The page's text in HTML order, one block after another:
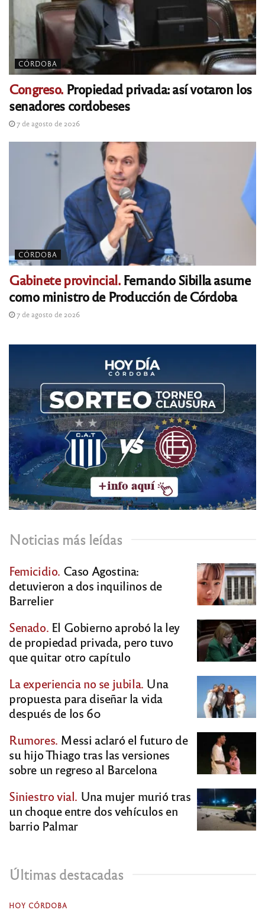
CÓRDOBA
Congreso. Propiedad privada: así votaron los
senadores cordobeses
7 de agosto de 2026
CÓRDOBA
Gabinete provincial.Fernando Sibilla asume
como ministro de Producción de Córdoba
7 de agosto de 2026
Noticias más leídas
Femicidio. Caso Agostina:
detuvieron a dos inquilinos de
Barrelier
Senado. El Gobierno aprobó la ley
de propiedad privada, pero tuvo
que quitar otro capítulo
La experiencia no se jubila. Una
propuesta para diseñar la vida
después de los 60
Rumores. Messi aclaró el futuro de
su hijo Thiago tras las versiones
sobre un regreso al Barcelona
Siniestro vial. Una mujer murió tras
un choque entre dos vehículos en
barrio Palmar
Últimas destacadas
HOY CÓRDOBA